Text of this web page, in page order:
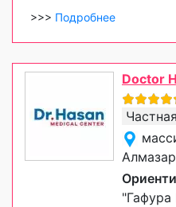
>>> Подробнее
Doctor